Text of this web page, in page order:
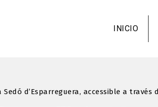
INICIO
Sedó d’Esparreguera, accessible a través